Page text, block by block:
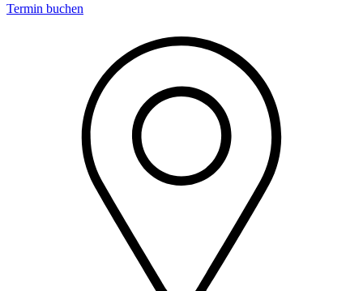
Termin buchen